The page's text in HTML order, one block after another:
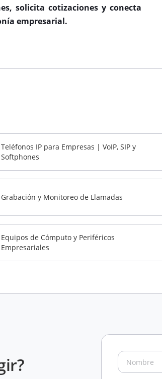
solicita cotizaciones y conecta
empresarial.
Teléfonos IP para Empresas | VoIP, SIP y
Softphones
Grabación y Monitoreo de Llamadas
Equipos de Cómputo y Periféricos
Empresariales